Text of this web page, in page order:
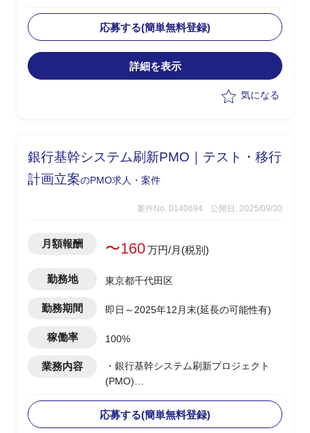
を主導する
・PMとともに再発防止策の策定・対策
とりまとめ、顧客への説明資料作成、デ
ィスカッション
等作成（マネジメント面の課題中心）
応募する(簡単無料登録)
詳細を表示
気になる
銀行基幹システム刷新PMO｜テスト・移行
計画立案のPMO求人・案件
案件No. 0140694 公開日: 2025/09/30
月額報酬 〜160万円/月(税別)
勤務地 東京都千代田区
勤務期間 即日～2025年12月末(延長の可能性有)
稼働率 100%
業務内容
・銀行基幹システム刷新プロジェクト
(PMO)
・上記テスト、移行の推進支援
・各種進捗管理/課題管理
応募する(簡単無料登録)